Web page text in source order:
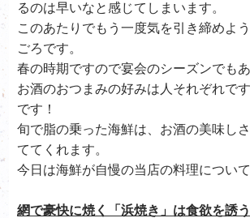
るのは早いなと感じてしまいます。
このあたりでもう一度気を引き締めよ
ごろです。
春の時期ですので宴会のシーズンでもあ
お酒のおつまみの好みは人それぞれで
です！
旬で脂の乗った海鮮は、お酒の美味し
ててくれます。
今日は海鮮が自慢の当店の料理について
網で豪快に焼く「浜焼き」は食欲を誘